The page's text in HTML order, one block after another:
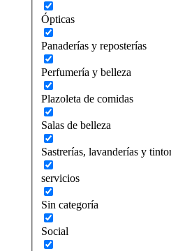
Ópticas
Panaderías y reposterías
Perfumería y belleza
Plazoleta de comidas
Salas de belleza
Sastrerías, lavanderías y
servicios
Sin categoría
Social